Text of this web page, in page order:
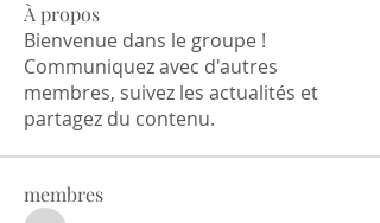
À propos
Bienvenue dans le groupe !
Communiquez avec d'autres
membres, suivez les actualités et
partagez du contenu.
membres